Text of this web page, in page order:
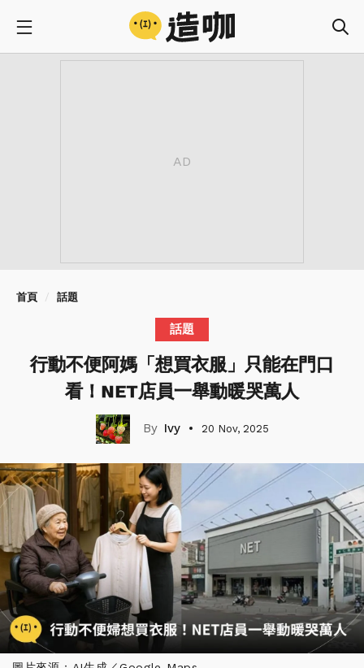
首頁 話題
話題
行動不便阿媽「想買衣服」只能在門口
看！NET店員一舉動暖哭萬人
Ivy 20 Nov, 2025